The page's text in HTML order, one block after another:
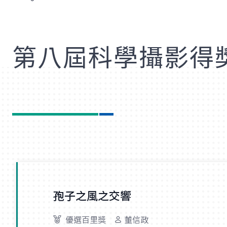
第八屆科學攝影得
孢子之風之交響
優選百里獎 董信政